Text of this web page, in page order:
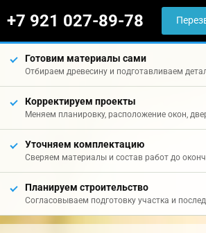
+7 921 027-89-78
Готовим материалы сами
Отбираем древесину и подготавливаем
Корректируем проекты
Меняем планировку, расположение окон,
Уточняем комплектацию
Сверяем материалы и состав работ до
Планируем строительство
Согласовываем подготовку участка и